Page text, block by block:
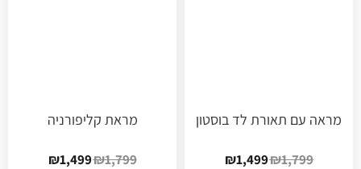
מראה עם תאורת לד בוסטון
₪1,799
₪1,499
מראת קליפורניה
₪1,799
₪1,499